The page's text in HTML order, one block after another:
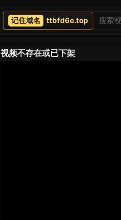
ttbfd6e.top
视频不存在或已下架